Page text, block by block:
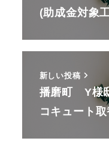
(助成金対象
新しい投稿
播磨町 Y様
コキュート